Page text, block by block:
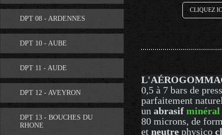
DPT 08 - ARDENNES
DPT 10 - AUBE
DPT 11 - AUDE
DPT 12 - AVEYRON
DPT 13 - BOUCHES DU
RHONE
CLIQUEZ
0,5 à 7 bars de
parfaitement
un abrasif minéral
80 microns, de
et neutre physico